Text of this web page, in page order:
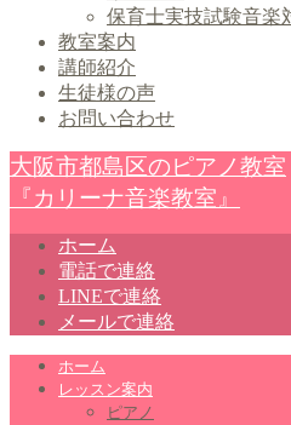
保育士実技試験音楽
教室案内
講師紹介
生徒様の声
お問い合わせ
大阪市都島区のピアノ教室
『カリーナ音楽教室』
ホーム
電話で連絡
LINEで連絡
メールで連絡
ホーム
レッスン案内
ピアノ